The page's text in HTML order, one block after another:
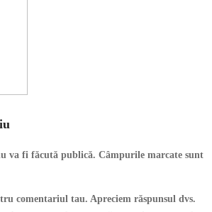
va fi făcută publică. Câmpurile marcate sunt
comentariul tau. Apreciem răspunsul dvs.